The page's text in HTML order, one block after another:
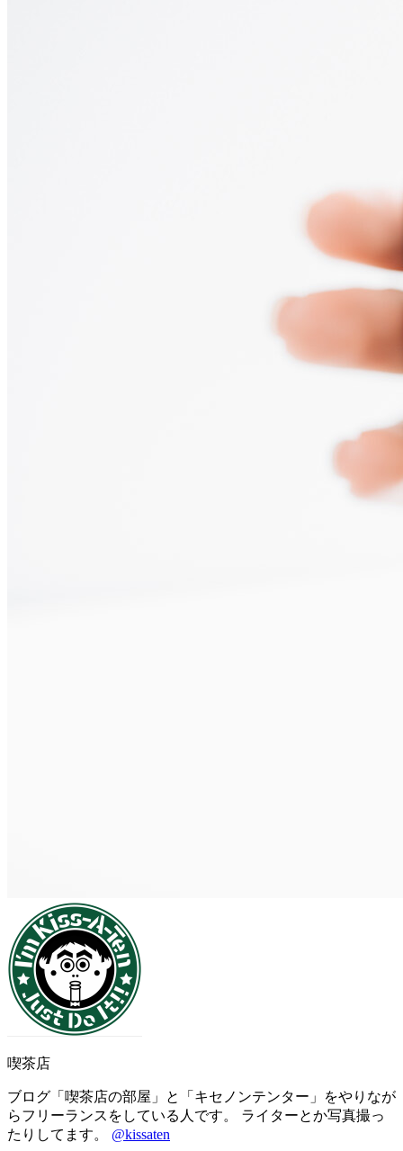
喫茶店
ブログ「喫茶店の部屋」と「キセノンテンター」をやりなが
らフリーランスをしている人です。 ライターとか写真撮っ
たりしてます。 @kissaten